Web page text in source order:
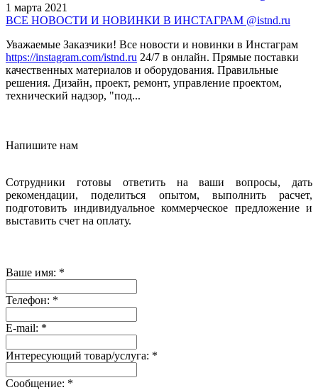
1 марта 2021
ВСЕ НОВОСТИ И НОВИНКИ В ИНСТАГРАМ @istnd.ru
Уважаемые Заказчики! Все новости и новинки в Инстаграм
https://instagram.com/istnd.ru 24/7 в онлайн. Прямые поставки
качественных материалов и оборудования. Правильные
решения. Дизайн, проект, ремонт, управление проектом,
технический надзор, "под...
Напишите нам
Сотрудники готовы ответить на ваши вопросы, дать
рекомендации, поделиться опытом, выполнить расчет,
подготовить индивидуальное коммерческое предложение и
выставить счет на оплату.
Ваше имя: *
Телефон: *
E-mail: *
Интересующий товар/услуга: *
Сообщение: *